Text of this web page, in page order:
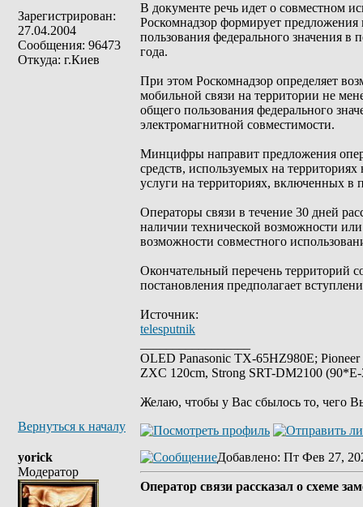
Зарегистрирован:
27.04.2004
Сообщения: 96473
Откуда: г.Киев
В документе речь идет о совместном
Роскомнадзор формирует
пользования федерального значения
года.
При этом Роскомнадзор определяет
мобильной связи на территории не
общего пользования федерального
электромагнитной совместимости.
Минцифры направит предложения
средств, используемых на
услуги на территориях, включенных в
Операторы связи в течение 30 дней
наличии технической возможности
возможности совместного
Окончательный перечень территорий
постановления предполагает
Источник:
telesputnik
OLED Panasonic TX-65HZ980E;
ZXC 120cm, Strong SRT-DM2100
Желаю, чтобы у Вас сбылось то, чего
Вернуться к началу
yorick
Модератор
Добавлено: Пт Фев 27,
Оператор связи рассказал о схеме